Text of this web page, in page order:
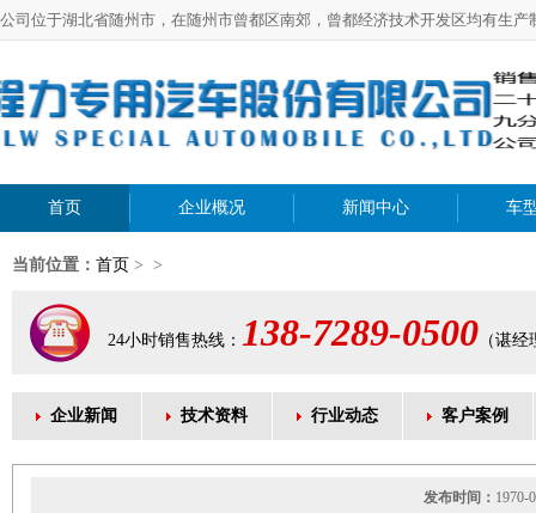
公司位于湖北省随州市，在随州市曾都区南郊，曾都经济技术开发区均有生产
首页 企业概况 新闻中心 车
当前位置： 首页 > >
24小时销售热线： 138-7289-0500 （谌
企业新闻 技术资料 行业动态 客户案例
发布时间：